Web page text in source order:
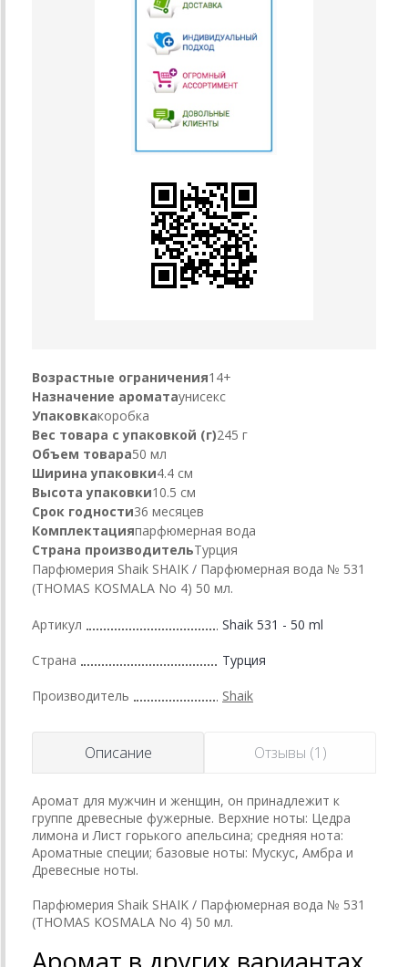
Возрастные ограничения14+
Назначение ароматаунисекс
Упаковкакоробка
Вес товара с упаковкой (г)245 г
Объем товара50 мл
Ширина упаковки4.4 см
Высота упаковки10.5 см
Срок годности36 месяцев
Комплектацияпарфюмерная вода
Страна производительТурция
Парфюмерия Shaik SHAIK / Парфюмерная вода № 531
(THOMAS KOSMALA No 4) 50 мл.
Артикул Shaik 531 - 50 ml
Страна Турция
Производитель Shaik
Описание Отзывы (1)
Аромат для мужчин и женщин, он принадлежит к
группе древесные фужерные. Верхние ноты: Цедра
лимона и Лист горького апельсина; средняя нота:
Ароматные специи; базовые ноты: Мускус, Амбра и
Древесные ноты.
Парфюмерия Shaik SHAIK / Парфюмерная вода № 531
(THOMAS KOSMALA No 4) 50 мл.